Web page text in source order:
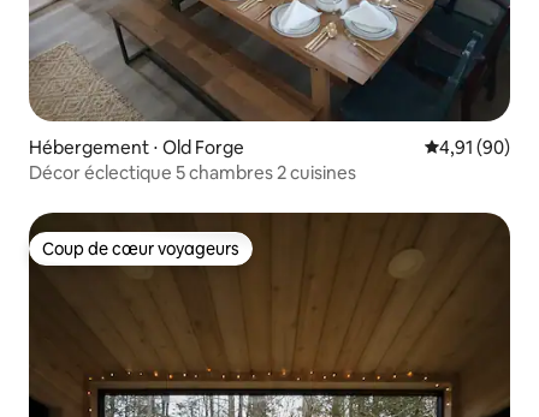
Hébergement ⋅ Old Forge Évaluation
4,91 (90)
Décor éclectique 5 chambres 2 cuisines
Coup de cœur voyageurs
Coup de cœur voyageurs